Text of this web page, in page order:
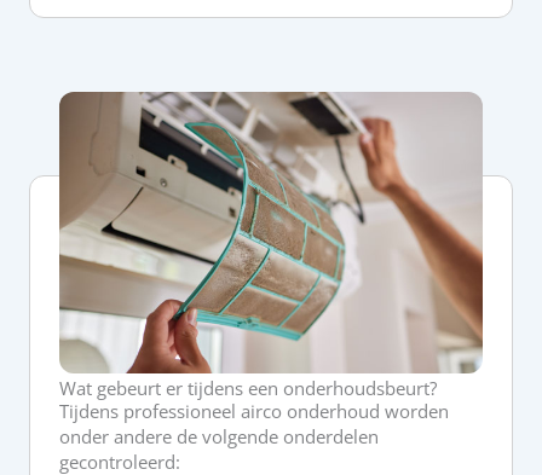
Wat gebeurt er tijdens een onderhoudsbeurt?
Tijdens professioneel airco onderhoud worden
onder andere de volgende onderdelen
gecontroleerd: